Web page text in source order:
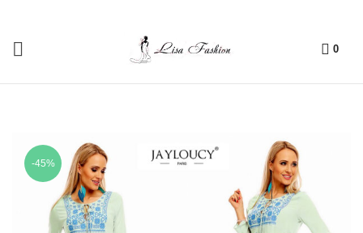
0
-45%